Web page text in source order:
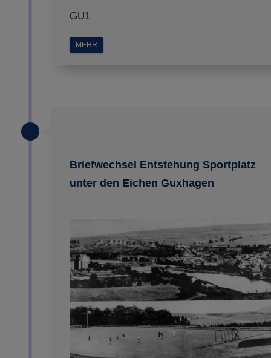
GU1
MEHR
Briefwechsel Entstehung Sportplatz
unter den Eichen Guxhagen